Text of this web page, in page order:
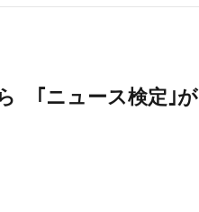
｢ニュース検定｣が